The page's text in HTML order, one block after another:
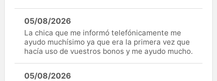
05/08/2026
La chica que me informó telefónicamente me
ayudo muchísimo ya que era la primera vez que
hacía uso de vuestros bonos y me ayudo mucho.
05/08/2026